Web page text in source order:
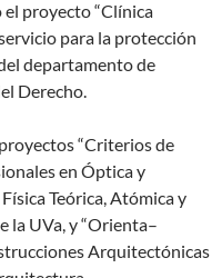
proyecto “Clínica
para la protección
departamento de
Derecho.
“Criterios de
en Óptica y
Teórica, Atómica y
la UVa, y “Orienta–
Arquitectónicas